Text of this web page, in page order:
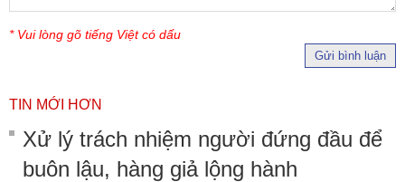
* Vui lòng gõ tiếng Việt có dấu
Gửi bình luận
TIN MỚI HƠN
Xử lý trách nhiệm người đứng đầu để
buôn lậu, hàng giả lộng hành